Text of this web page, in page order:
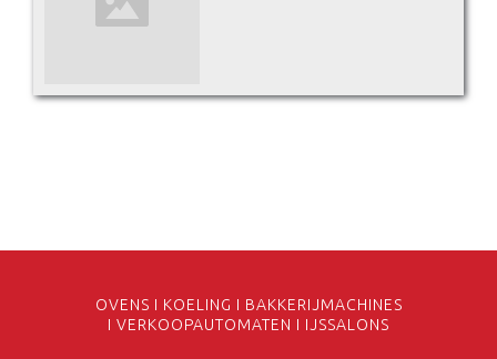
OVENS I KOELING I BAKKERIJMACHINES
I VERKOOPAUTOMATEN I IJSSALONS